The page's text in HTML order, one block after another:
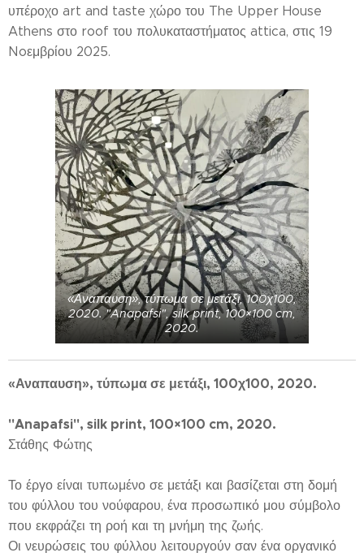
υπέροχο art and taste χώρο του The Upper House
Athens στο roof του πολυκαταστήματος attica, στις 19
Noεμβρίου 2025.
«Αναπαυση», τύπωμα σε μετάξι, 100χ100,
2020. "Anapafsi", silk print, 100×100 cm,
2020.
«Αναπαυση», τύπωμα σε μετάξι, 100χ100, 2020.
"Anapafsi", silk print, 100×100 cm, 2020.
Στάθης Φώτης
Το έργο είναι τυπωμένο σε μετάξι και βασίζεται στη δομή
του φύλλου του νούφαρου, ένα προσωπικό μου σύμβολο
που εκφράζει τη ροή και τη μνήμη της ζωής.
Οι νευρώσεις του φύλλου λειτουργούν σαν ένα οργανικό